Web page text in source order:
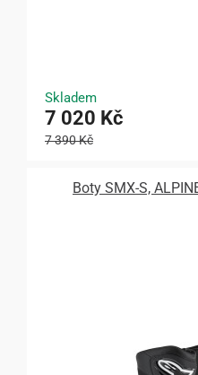
Skladem
7 020 Kč
7 390 Kč
Boty SMX-S,